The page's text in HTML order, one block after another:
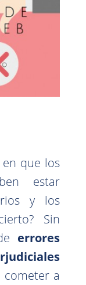
que los
estar
y los
Sin
errores
cometer a